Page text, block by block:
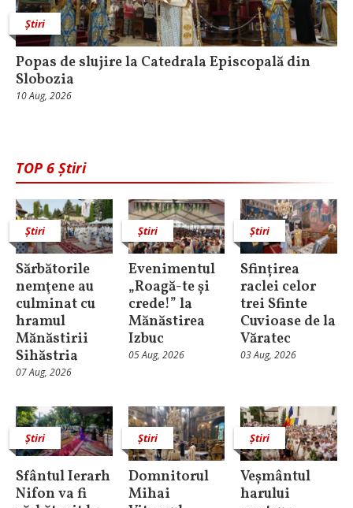
Știri
Popas de slujire la Catedrala Episcopală din
Slobozia
10 Aug, 2026
TOP 6 Știri
Știri
Sărbătorile
nemţene au
culminat cu
hramul
Mănăstirii
Sihăstria
07 Aug, 2026
Știri
Evenimentul
„Roagă-te și
crede!” la
Mănăstirea
Izbuc
05 Aug, 2026
Știri
Sfințirea
raclei celor
trei Sfinte
Cuvioase de la
Văratec
03 Aug, 2026
Știri
Sfântul Ierarh
Nifon va fi
Știri
Domnitorul
Mihai
Știri
Veșmântul
harului